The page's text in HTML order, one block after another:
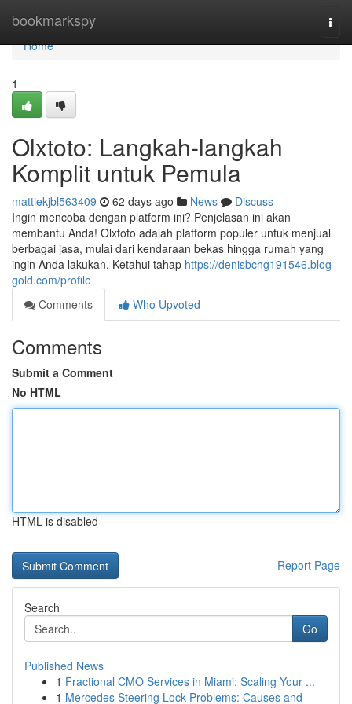
bookmarkspy
Home
Home
1
Olxtoto: Langkah-langkah
Komplit untuk Pemula
mattiekjbl563409 62 days ago News
Discuss
Ingin mencoba dengan platform ini? Penjelasan ini akan
membantu Anda! Olxtoto adalah platform populer untuk menjual
berbagai jasa, mulai dari kendaraan bekas hingga rumah yang
ingin Anda lakukan. Ketahui tahap https://denisbchg191546.blog-
gold.com/profile
Comments
Who Upvoted
Comments
Submit a Comment
No HTML
HTML is disabled
Report Page
Search
Go
Published News
1 Fractional CMO Services in Miami: Scaling Your ...
1 Mercedes Steering Lock Problems: Causes and